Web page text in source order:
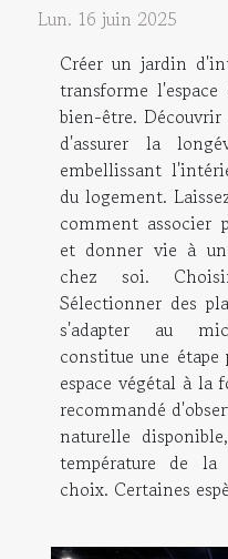
Lun. 16 juin 2025
Créer un jardin
transforme
bien-être. Découvrir
d'assurer la
embellissant
du logement.
comment associer
et donner vie à
chez soi.
Sélectionner des
s'adapter au
constitue une
espace végétal à
recommandé
naturelle
température de la
choix. Certaines